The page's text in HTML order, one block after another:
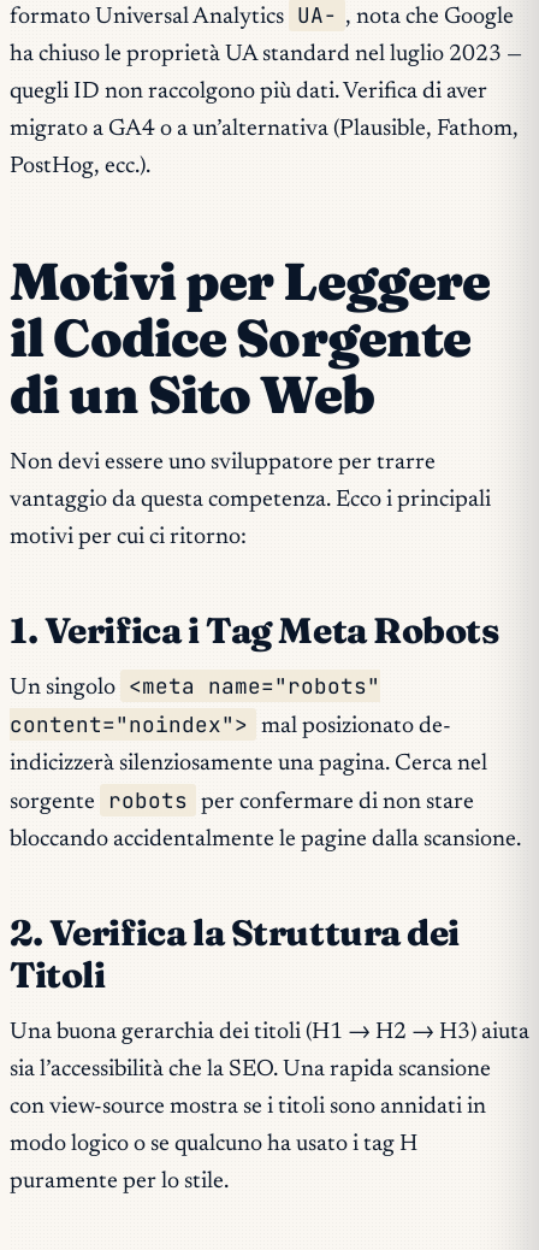
formato Universal Analytics
UA- , nota che Google
ha chiuso le proprietà UA standard nel luglio 2023 —
quegli ID non raccolgono più dati. Verifica di aver
migrato a GA4 o a un’alternativa (Plausible, Fathom,
PostHog, ecc.).
Motivi per Leggere
il Codice Sorgente
di un Sito Web
Non devi essere uno sviluppatore per trarre
vantaggio da questa competenza. Ecco i principali
motivi per cui ci ritorno:
1. Verifica i Tag Meta Robots
Un singolo
<meta name="robots"
content="noindex">
mal posizionato de-
indicizzerà silenziosamente una pagina. Cerca nel
sorgente
robots
per confermare di non stare
bloccando accidentalmente le pagine dalla scansione.
2. Verifica la Struttura dei
Titoli
Una buona gerarchia dei titoli (H1 → H2 → H3) aiuta
sia l’accessibilità che la SEO. Una rapida scansione
con view-source mostra se i titoli sono annidati in
modo logico o se qualcuno ha usato i tag H
puramente per lo stile.